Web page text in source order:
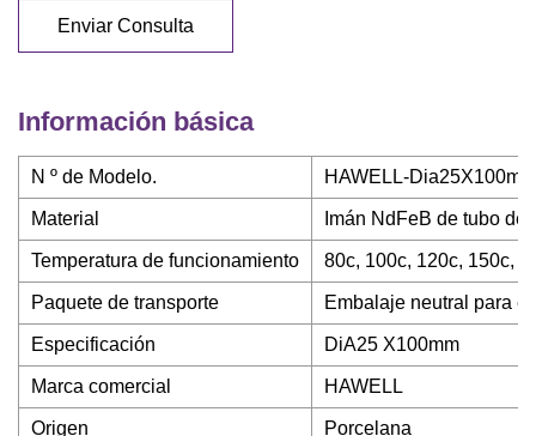
Enviar Consulta
Información básica
N º de Modelo. HAWELL-Dia25X100mm
Material Imán NdFeB de tubo
Temperatura de funcionamiento 80c, 100c, 120c, 150c,
Paquete de transporte Embalaje neutral para
Especificación DiA25 X100mm
Marca comercial HAWELL
Origen Porcelana